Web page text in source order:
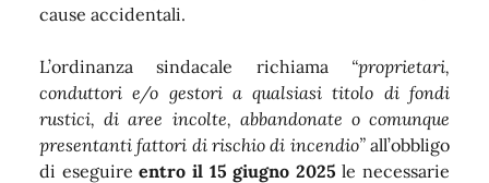
cause accidentali.
L’ordinanza sindacale richiama “proprietari,
conduttori e/o gestori a qualsiasi titolo di fondi
rustici, di aree incolte, abbandonate o comunque
presentanti fattori di rischio di incendio”all’obbligo
di eseguireentro il 15 giugno 2025 le necessarie